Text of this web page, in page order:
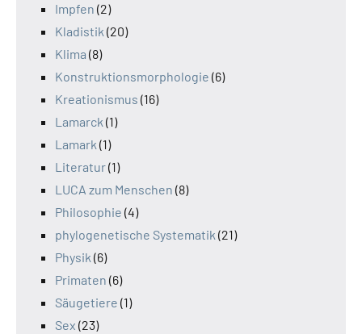
Impfen (2)
Kladistik (20)
Klima (8)
Konstruktionsmorphologie (6)
Kreationismus (16)
Lamarck (1)
Lamark (1)
Literatur(1)
LUCA zum Menschen (8)
Philosophie (4)
phylogenetische Systematik (21)
Physik (6)
Primaten (6)
Säugetiere (1)
Sex (23)